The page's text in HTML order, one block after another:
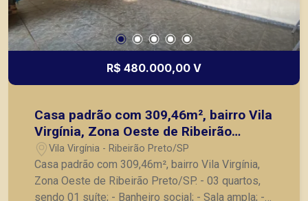
R$ 480.000,00 V
Casa padrão com 309,46m², bairro Vila
Virgínia, Zona Oeste de Ribeirão
Preto/SP.
Vila Virgínia - Ribeirão Preto/SP
Casa padrão com 309,46m², bairro Vila Virgínia,
Zona Oeste de Ribeirão Preto/SP. - 03 quartos,
sendo 01 suíte; - Banheiro social; - Sala ampla; -